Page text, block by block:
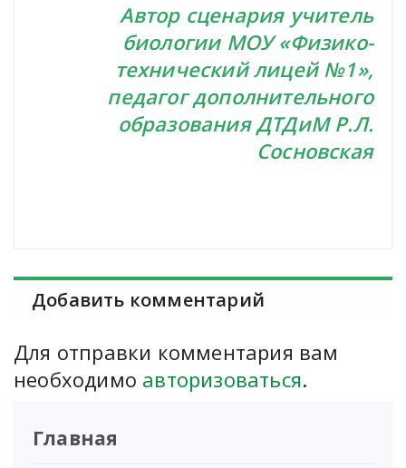
Автор сценария учитель
биологии МОУ «Физико-
технический лицей №1»,
педагог дополнительного
образования ДТДиМ Р.Л.
Сосновская
Добавить комментарий
Для отправки комментария вам
необходимо авторизоваться.
Главная